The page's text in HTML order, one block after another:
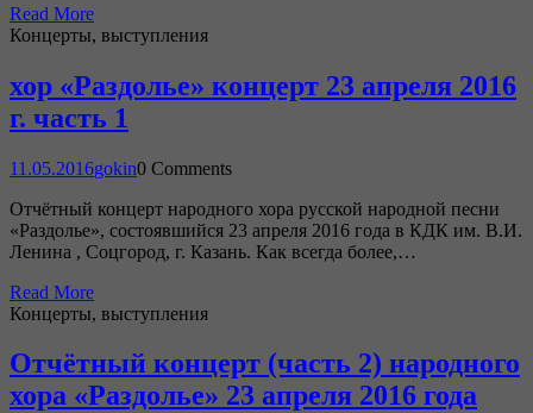
Read More
Концерты, выступления
хор «Раздолье» концерт 23 апреля 2016
г. часть 1
11.05.2016gokin0 Comments
Отчётный концерт народного хора русской народной песни
«Раздолье», состоявшийся 23 апреля 2016 года в КДК им. В.И.
Ленина , Соцгород, г. Казань. Как всегда более,…
Read More
Концерты, выступления
Отчётный концерт (часть 2) народного
хора «Раздолье» 23 апреля 2016 года